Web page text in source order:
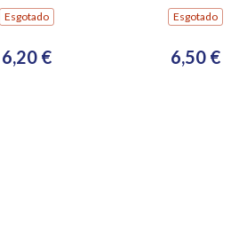
Esgotado
6,20 €
Esgotado
6,50 €